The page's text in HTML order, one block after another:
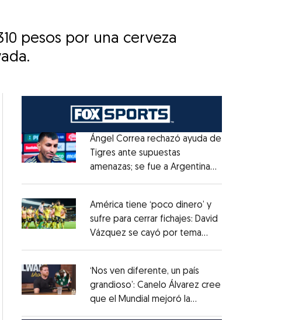
pesos por una cerveza
Opens in new window
Ángel Correa rechazó ayuda de
Tigres ante supuestas
amenazas; se fue a Argentina
Opens in new window
América tiene ‘poco dinero’ y
sufre para cerrar fichajes: David
Vázquez se cayó por tema
Opens in new window
‘Nos ven diferente, un país
grandioso’: Canelo Álvarez cree
que el Mundial mejoró la